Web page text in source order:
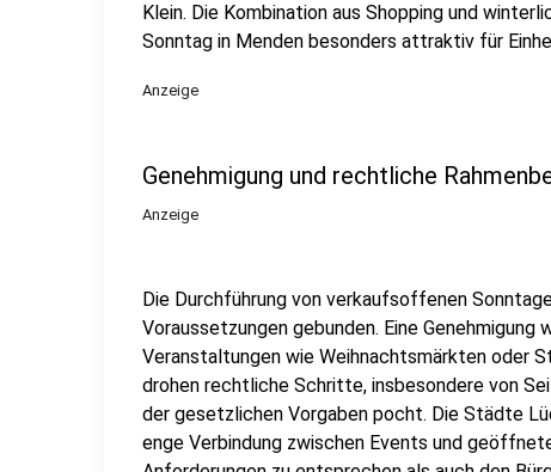
Klein. Die Kombination aus Shopping und
Sonntag in Menden besonders attraktiv für
Anzeige
Genehmigung und rechtliche
Anzeige
Die Durchführung von verkaufsoffenen
Voraussetzungen gebunden. Eine Genehmigung
Veranstaltungen wie Weihnachtsmärkten oder
drohen rechtliche Schritte, insbesondere von
der gesetzlichen Vorgaben pocht. Die Städte
enge Verbindung zwischen Events und